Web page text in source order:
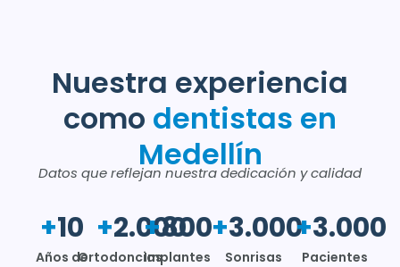
Nuestra experiencia
como dentistas en
Medellín
Datos que reflejan nuestra dedicación y calidad
Años de
+10
Ortodoncias
+2.000
Implantes
+800
Sonrisas
+3.000
Pacientes
+3.000